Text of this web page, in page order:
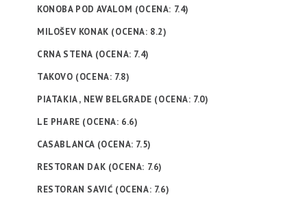
KONOBA POD AVALOM (OCENA: 7.4)
MILOŠEV KONAK (OCENA: 8.2)
CRNA STENA (OCENA: 7.4)
TAKOVO (OCENA: 7.8)
PIATAKIA , NEW BELGRADE (OCENA: 7.0)
LE PHARE (OCENA: 6.6)
CASABLANCA (OCENA: 7.5)
RESTORAN DAK (OCENA: 7.6)
RESTORAN SAVIĆ (OCENA: 7.6)